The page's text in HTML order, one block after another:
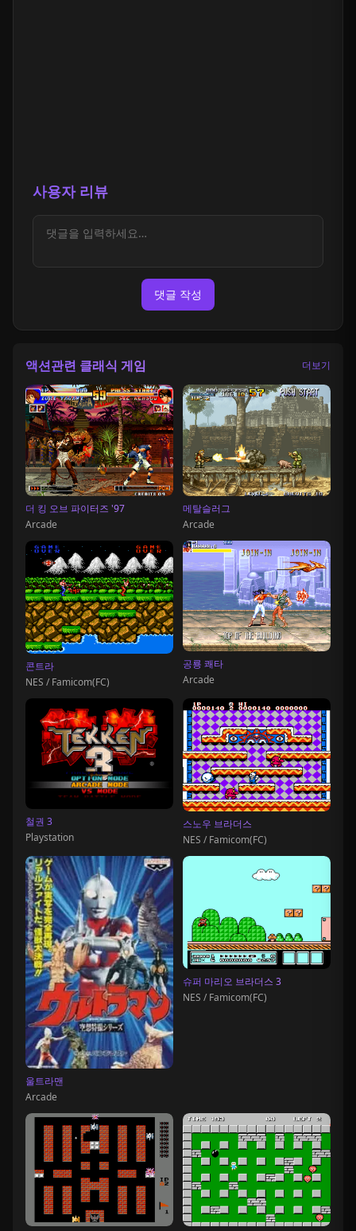
사용자 리뷰
댓글 작성
액션관련 클래식 게임 더보기
더 킹 오브 파이터즈 '97
Arcade
메탈슬러그
Arcade
콘트라
NES / Famicom(FC)
공룡 쾌타
Arcade
철권 3
Playstation
스노우 브라더스
NES / Famicom(FC)
울트라맨
Arcade
슈퍼 마리오 브라더스 3
NES / Famicom(FC)